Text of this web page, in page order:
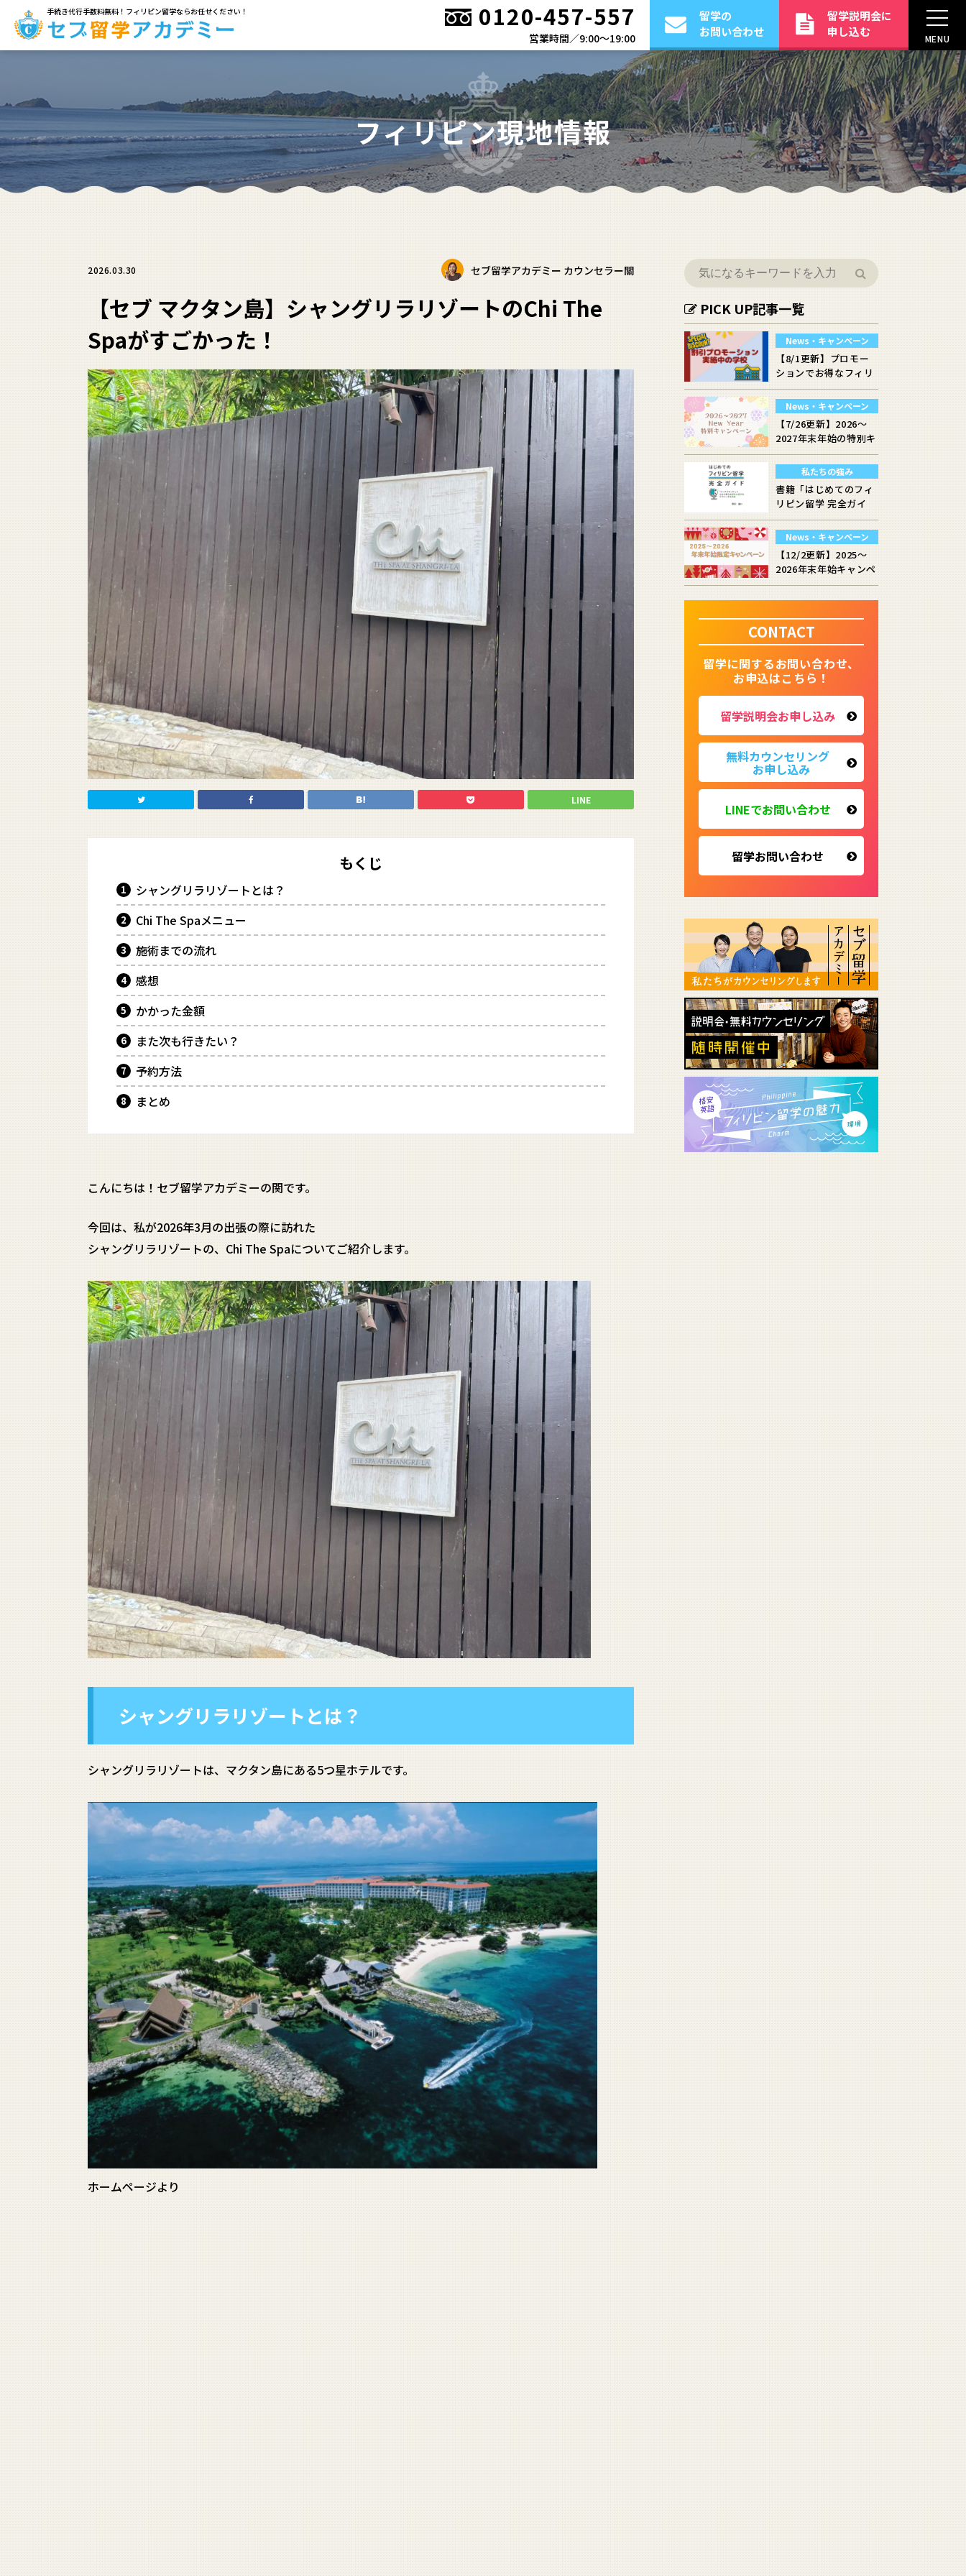
手続き代行手数料無料！フィリピン留学ならお任せください！ 0120-457-557
営業時間／9:00〜19:00
留学の
お問い合わせ
留学説明会に
申し込む
MENU
フィリピン現地情報
2026.03.30 セブ留学アカデミーカウンセラー關
【セブ マクタン島】シャングリラリゾートのChi The
Spaがすごかった！
LINE
もくじ
シャングリラリゾートとは？
Chi The Spaメニュー
施術までの流れ
感想
かかった金額
また次も行きたい？
予約方法
まとめ
こんにちは！セブ留学アカデミーの関です。
今回は、私が2026年3月の出張の際に訪れた
シャングリラリゾートの、Chi The Spaについてご紹介します。
シャングリラリゾートとは？
シャングリラリゾートは、マクタン島にある5つ星ホテルです。
ホームページより
PICK UP記事一覧
News・キャンペーン
【8/1更新】プロモー
ションでお得なフィリ
ピン語学学校まとめ
News・キャンペーン
【7/26更新】2026～
2027年末年始の特別キ
ャンペーン実施校！
私たちの強み
書籍「はじめてのフィ
リピン留学 完全ガイ
ド」発売のお知らせ
News・キャンペーン
【12/2更新】2025～
2026年末年始キャンペ
ーン実施学校をご紹
介！！
CONTACT
留学に関するお問い合わせ、
お申込はこちら！
留学説明会お申し込み
無料カウンセリング
お申し込み
LINEでお問い合わせ
留学お問い合わせ